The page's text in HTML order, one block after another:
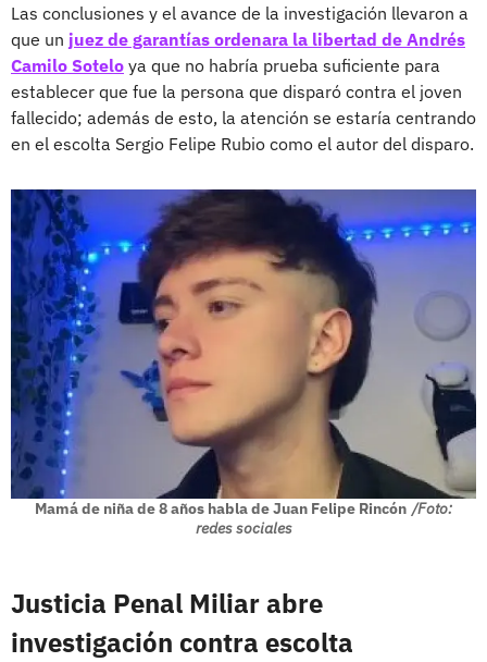
Las conclusiones y el avance de la investigación llevaron a
que un juez de garantías ordenara la libertad de Andrés
Camilo Sotelo ya que no habría prueba suficiente para
establecer que fue la persona que disparó contra el joven
fallecido; además de esto, la atención se estaría centrando
en el escolta Sergio Felipe Rubio como el autor del disparo.
Mamá de niña de 8 años habla de Juan Felipe Rincón /Foto:
redes sociales
Justicia Penal Miliar abre
investigación contra escolta